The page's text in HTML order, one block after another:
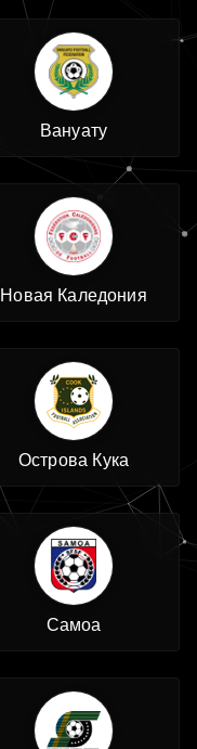
Вануату
Новая Каледония
Острова Кука
Самоа